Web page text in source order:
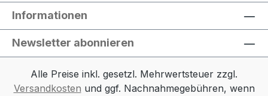
Informationen
Newsletter abonnieren
Alle Preise inkl. gesetzl. Mehrwertsteuer zzgl.
Versandkosten und ggf. Nachnahmegebühren, wenn